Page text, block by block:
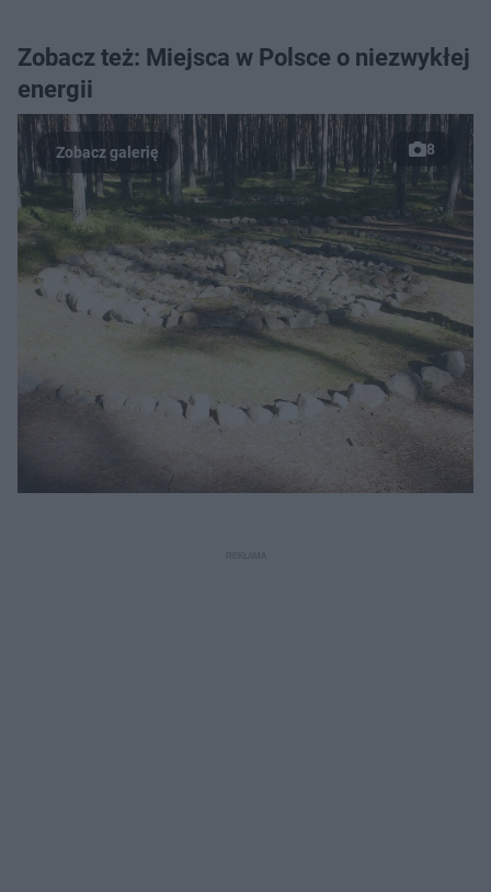
Zobacz też: Miejsca w Polsce o niezwykłej
energii
8